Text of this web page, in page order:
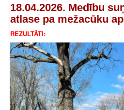
18.04.2026. Medību
atlase pa mežacūku
REZULTĀTI: